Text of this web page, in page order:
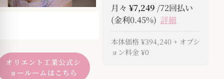
オリエント工業公式シ
ョールームはこちら
月々 ¥7,249 /72回払い
(金利0.45%) 詳細
本体価格 ¥394,240 + オプシ
ョン料金 ¥0